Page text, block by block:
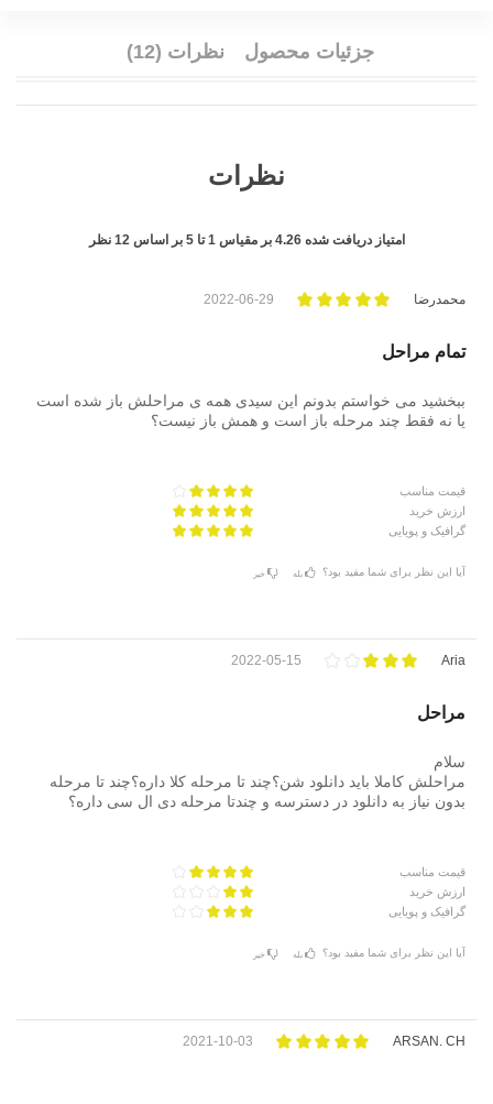
جزئیات محصول نظرات (12)
نظرات
امتیاز دریافت شده4.26 بر مقیاس1تا5 بر اساس12 نظر
محمدرضا 2022-06-29
تمام مراحل
ببخشید می خواستم بدونم این سیدی همه ی مراحلش باز شده است
یا نه فقط چند مرحله باز است و همش باز نیست؟
قیمت مناسب
ارزش خرید
گرافیک و پویایی
آیا این نظر برای شما مفید بود؟ بله خیر
Aria
2022-05-15
مراحل
سلام
مراحلش کاملا باید دانلود شن؟چند تا مرحله کلا داره؟چند تا مرحله
بدون نیاز به دانلود در دسترسه و چندتا مرحله دی ال سی داره؟
قیمت مناسب
ارزش خرید
گرافیک و پویایی
آیا این نظر برای شما مفید بود؟ بله خیر
ARSAN. CH
2021-10-03